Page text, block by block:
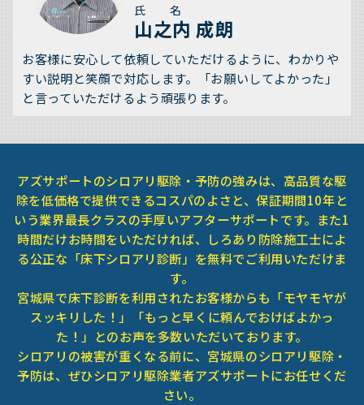
氏 名
山之内 成朗
お客様に安心して依頼していただけるように、わかりや
すい説明と笑顔で対応します。「お願いしてよかった」
と言っていただけるよう頑張ります。
アズサポートのシロアリ駆除・予防の強みは、高品質な駆
除を低価格で提供できるコスパのよさと、保証期間10年と
いう業界最長クラスの手厚いアフターサポートです。また1
時間だけお時間をいただければ、しろあり防除施工士によ
る公正な「床下シロアリ診断」を無料でご利用いただけま
す。
宮城県で床下診断を利用されたお客様からも「モヤモヤが
スッキリした！」「もっと早くに頼んでおけばよかっ
た！」とのお声を多数いただいております。
シロアリの被害が重くなる前に、宮城県のシロアリ駆除・
予防は、ぜひシロアリ駆除業者アズサポートにお任せくだ
さい。